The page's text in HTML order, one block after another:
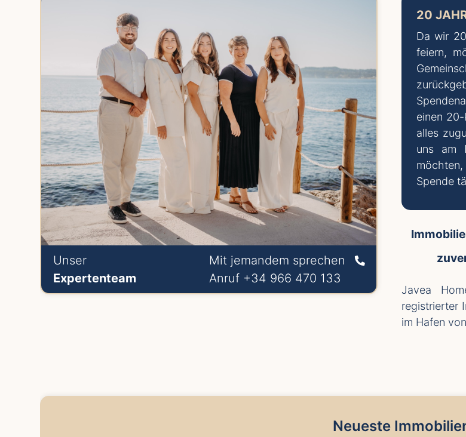
Unser
Expertenteam
Mit jemandem sprechen
Anruf +34 966 470 133
20
Da wir
feiern,
einen
alles
uns am
Spende
Javea
registrierter
im Hafen
Neueste